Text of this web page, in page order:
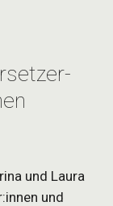
und Laura
und